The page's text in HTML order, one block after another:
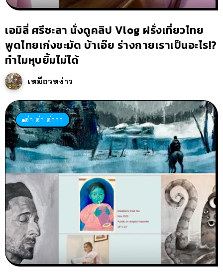
เอมิลี่ ศรีชะลา นั่งดูคลิป Vlog ฝรั่งเที่ยวไทย
พูดไทยเก่งชะมัด บ้าเอ๊ย ร่างกายเราเป็นอะไร!?
ทำไมหุบยิ้มไม่ได้
เหมียวหง่าว
ฮ่า ฮ่า ฮ่าาา